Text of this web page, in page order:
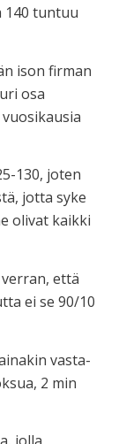
140 tuntuu
ison firman
osa
130, joten
jotta syke
olivat kaikki
että
ei se 90/10
vasta-
2 min